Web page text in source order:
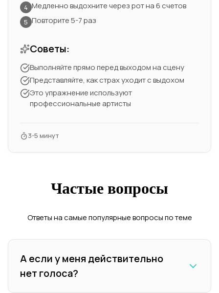
4 Медленно выдохните через рот на 6 счетов
5 Повторите 5-7 раз
Советы:
Выполняйте прямо перед выходом на сцену
Представляйте, как страх уходит с выдохом
Это упражнение используют
профессиональные артисты
3-5 минут
Частые вопросы
Ответы на самые популярные вопросы по теме
А если у меня действительно
нет голоса?